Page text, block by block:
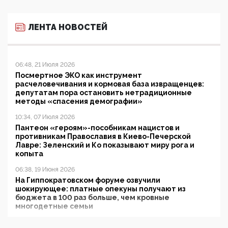
ЛЕНТА НОВОСТЕЙ
06:48, 21 Июля 2026
Посмертное ЭКО как инструмент
расчеловечивания и кормовая база извращенцев:
депутатам пора остановить нетрадиционные
методы «спасения демографии»
10:34, 07 Июля 2026
Пантеон «героям»-пособникам нацистов и
противникам Православия в Киево-Печерской
Лавре: Зеленский и Ко показывают миру рога и
копыта
06:38, 19 Июня 2026
На Гиппократовском форуме озвучили
шокирующее: платные опекуны получают из
бюджета в 100 раз больше, чем кровные
многодетные семьи